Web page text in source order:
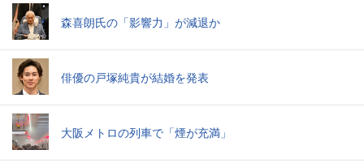
森喜朗氏の「影響力」が減退か
俳優の戸塚純貴が結婚を発表
大阪メトロの列車で「煙が充満」